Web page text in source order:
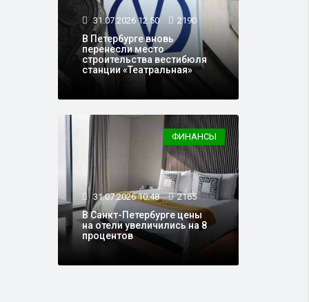
31.07.2026 12:50 2190
В Петербурге вновь
перенесли место
строительства вестибюля
станции «Театральная»
ФИНАНСЫ
31.07.2026 10:48 2165
В Санкт-Петербурге цены
на отели увеличились на 8
процентов